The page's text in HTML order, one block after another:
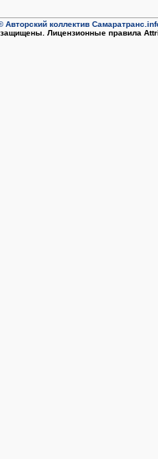
Авторский коллектив
Лицензионные правила